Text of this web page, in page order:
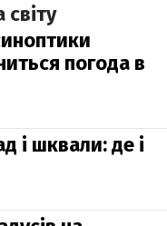
погода в
і шквали: де і